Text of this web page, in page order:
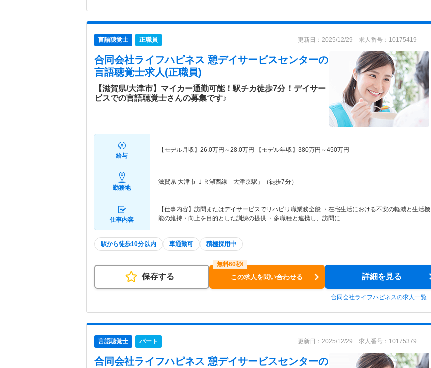
言語聴覚士 正職員 更新日：2025/12/29 求人番号：10175419
合同会社ライフハピネス 憩デイサービスセンターの
言語聴覚士求人(正職員)
【滋賀県/大津市】マイカー通勤可能！駅チカ徒歩7分！デイサー
ビスでの言語聴覚士さんの募集です♪
給与
【モデル月収】 26.0万円～28.0万円 【モデル年収】 380万円～450万円
勤務地
滋賀県 大津市 ＪＲ湖西線「大津京駅」（徒歩7分）
仕事内容
【仕事内容】訪問またはデイサービスでリハビリ職業務全般 ・在宅生活における不安の軽減と生活機
能の維持・向上を目的とした訓練の提供 ・多職種と連携し、訪問に…
駅から徒歩10分以内 車通勤可 積極採用中
保存する この求人を問い合わせる 詳細を見る
合同会社ライフハピネスの求人一覧
言語聴覚士 パート 更新日：2025/12/29 求人番号：10175379
合同会社ライフハピネス 憩デイサービスセンターの